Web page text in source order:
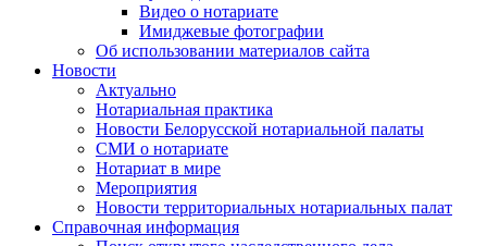
Видео о нотариате
Имиджевые фотографии
Об использовании материалов сайта
Новости
Актуально
Нотариальная практика
Новости Белорусской нотариальной палаты
СМИ о нотариате
Нотариат в мире
Мероприятия
Новости территориальных нотариальных палат
Справочная информация